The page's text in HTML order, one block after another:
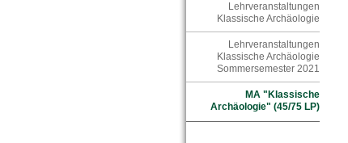
Lehrveranstaltungen
Klassische Archäologie
Lehrveranstaltungen
Klassische Archäologie
Sommersemester 2021
MA "Klassische
Archäologie" (45/75 LP)